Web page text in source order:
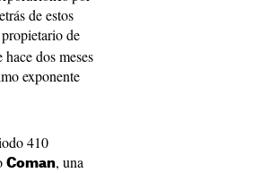
de estos
propietario de
dos meses
exponente
410
Coman, una